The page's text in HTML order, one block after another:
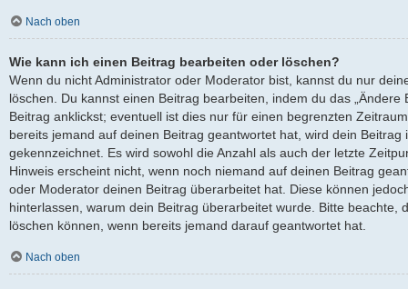
Nach oben
Wie kann ich einen Beitrag bearbeiten oder löschen?
Wenn du nicht Administrator oder Moderator bist, kannst du nur
löschen. Du kannst einen Beitrag bearbeiten, indem du das
Beitrag anklickst; eventuell ist dies nur für einen begrenzten
bereits jemand auf deinen Beitrag geantwortet hat, wird dein
gekennzeichnet. Es wird sowohl die Anzahl als auch der letzte
Hinweis erscheint nicht, wenn noch niemand auf deinen Beitrag
oder Moderator deinen Beitrag überarbeitet hat. Diese können
hinterlassen, warum dein Beitrag überarbeitet wurde. Bitte beachte,
löschen können, wenn bereits jemand darauf geantwortet hat.
Nach oben